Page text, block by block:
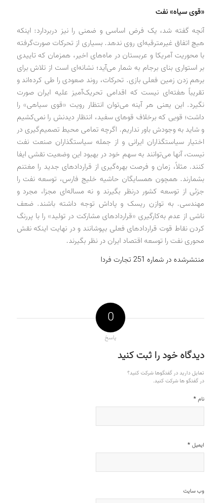
«قوی سیاه» نفت
آنچه گفته شد، یک فرض اساسی و ضمنی را نیز دربردارد: اینکه
هیچ اتفاق غیرمترقبه‌ای روی ندهد. بسیاری از تحرکات صورت‌گرفته
با محوریت آمریکا و عربستان در ماه‌های اخیر، همزمان که تاییدی
بر استواری بنای برجام به شمار می‌آید؛ نشانه‌ای است از تلاش برای
برهم زدن زمین فعلی بازی. تحرکات، روند صعودی را طی کرده‌اند و
تقریباً هفته‌ای نیست که اقدامی تحریک‌آمیز علیه ایران صورت
نگیرد. این یعنی هر آینه می‌توان انتظار رویت «قوی سیاهی» را
داشت؛ قویی که برخلاف قو‌های سفید، انتظار دیدنش را نمی‌کشیم
و شاید به وجودش باور نداریم. اگرچه تمامی محیط تصمیم‌گیری در
اختیار سیاستگذاران ایرانی و از جمله سیاستگذاران صنعت نفت
نیست، آنها می‌توانند به سهم خود در بهبود این وضعیت نقشی ایفا
کنند. مثلاً، زمان و فرصت بهره‌گیری از قراردادهای جدید را مغتنم
بشمارند. همچون همسایگان حاشیه خلیج فارس، توسعه نفت را
جزئی از توسعه کشور درنظر بگیرند و نه مساله‌ای مجزا، مجرد و
مهندسی. به توازن ریسک و پاداش توجه داشته باشند. ضعف
ناشی از عدم به‌کارگیری «قراردادهای مشارکت در تولید» را با پررنگ
کردن نقاط قوت قراردادهای فعلی بپوشانند و در نهایت اینکه نقش
محوری نفت را توسعه اقتصاد ایران در نظر بگیرند.
منتشرشده در شماره 251 تجارت فردا
0
پاسخ
دیدگاه خود را ثبت کنید
تمایل دارید در گفتگوها شرکت کنید؟
در گفتگو ها شرکت کنید.
نام *
ایمیل *
وب‌ سایت